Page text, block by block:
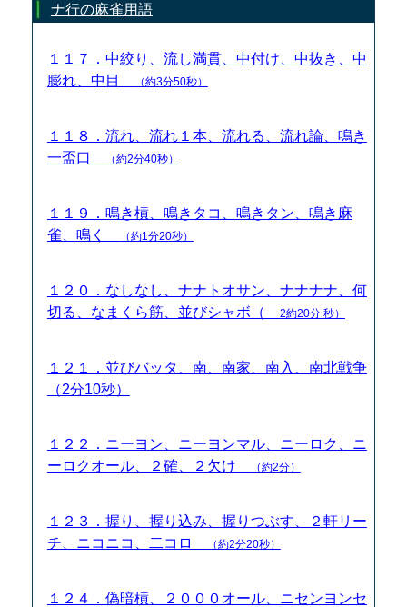
ナ行の麻雀用語
１１７．中絞り、流し満貫、中付け、中抜き、中
膨れ、中目
（約3分50秒）
１１８．流れ、流れ１本、流れる、流れ論、鳴き
一盃口
（約2分40秒）
１１９．鳴き槓、鳴きタコ、鳴きタン、鳴き麻
雀、鳴く
（約1分20秒）
１２０．なしなし、ナナトオサン、ナナナナ、何
切る、なまくら筋、並びシャボ（
2約20分 秒）
１２１．並びバッタ、南、南家、南入、南北戦争
（2分10秒）
１２２．ニーヨン、ニーヨンマル、ニーロク、ニ
ーロクオール、２確、２欠け
（約2分）
１２３．握り、握り込み、握りつぶす、２軒リー
チ、ニコニコ、二コロ
（約2分20秒）
１２４．偽暗槓、２０００オール、ニセンヨンセ